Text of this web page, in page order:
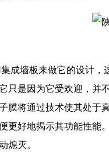
成墙板来做它的设计
是因为它受欢迎，
膜将通过技术使其处
更好地揭示其功能性
熄灭。